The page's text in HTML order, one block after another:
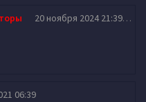
20 ноября 2024 21:39
06:39